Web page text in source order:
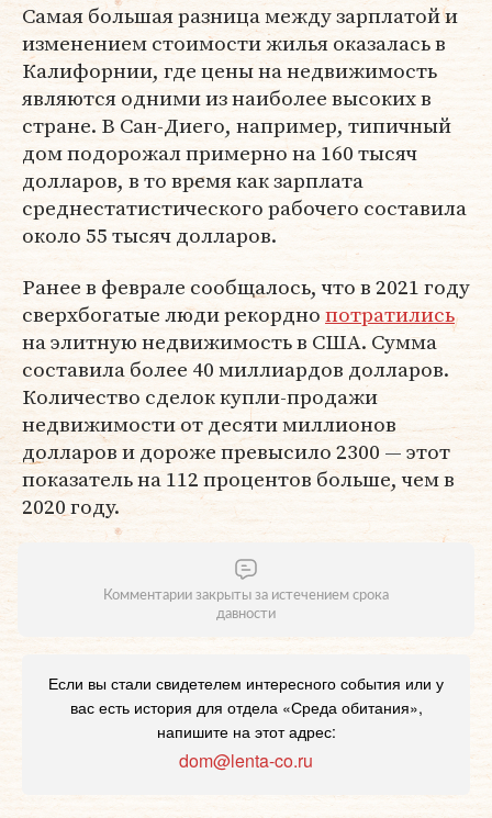
Самая большая разница между зарплатой и
изменением стоимости жилья оказалась в
Калифорнии, где цены на недвижимость
являются одними из наиболее высоких в
стране. В Сан-Диего, например, типичный
дом подорожал примерно на 160 тысяч
долларов, в то время как зарплата
среднестатистического рабочего составила
около 55 тысяч долларов.
Ранее в феврале сообщалось, что в 2021 году
сверхбогатые люди рекорднопотратились
на элитную недвижимость в США. Сумма
составила более 40 миллиардов долларов.
Количество сделок купли-продажи
недвижимости от десяти миллионов
долларов и дороже превысило 2300 — этот
показатель на 112 процентов больше, чем в
2020 году.
Комментарии закрыты за истечением срока
давности
Если вы стали свидетелем интересного события или у
вас есть история для отдела «Среда обитания»,
напишите на этот адрес:
dom@lenta-co.ru